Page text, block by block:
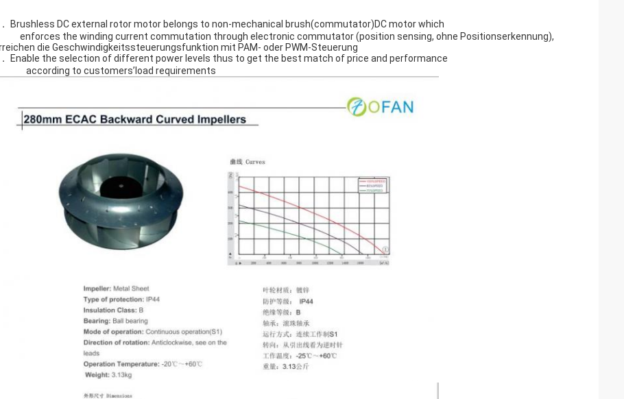
Brushless DC external rotor motor belongs to non-mechanical brush(commutator)DC motor which
the winding current commutation through electronic commutator (position sensing, ohne Positionserkennung),
die Geschwindigkeitssteuerungsfunktion mit PAM- oder PWM-Steuerung
Enable the selection of different power levels thus to get the best match of price and performance
to customers’load requirements